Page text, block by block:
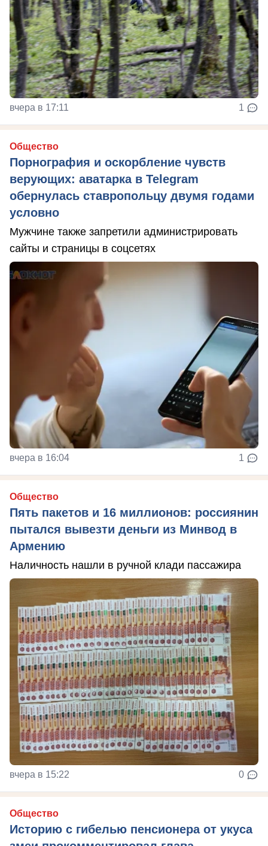
вчера в 17:11 1
Общество
Порнография и оскорбление чувств
верующих: аватарка в Telegram
обернулась ставропольцу двумя годами
условно
Мужчине также запретили администрировать
сайты и страницы в соцсетях
вчера в 16:04 1
Общество
Пять пакетов и 16 миллионов: россиянин
пытался вывезти деньги из Минвод в
Армению
Наличность нашли в ручной клади пассажира
вчера в 15:22 0
Общество
Историю с гибелью пенсионера от укуса